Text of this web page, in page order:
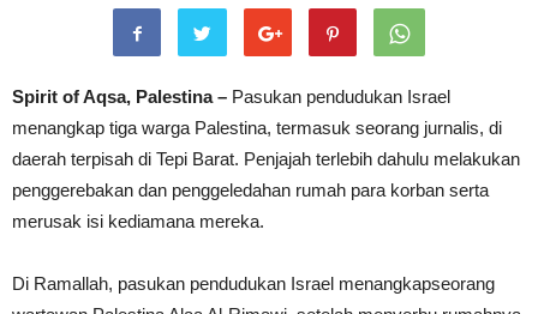
Spirit of Aqsa, Palestina – Pasukan pendudukan Israel
menangkap tiga warga Palestina, termasuk seorang jurnalis, di
daerah terpisah di Tepi Barat. Penjajah terlebih dahulu melakukan
penggerebakan dan penggeledahan rumah para korban serta
merusak isi kediamana mereka.
Di Ramallah, pasukan pendudukan Israel menangkapseorang